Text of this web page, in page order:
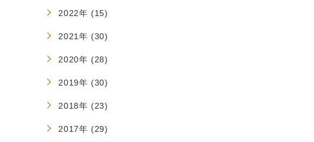
2022年 (15)
2021年 (30)
2020年 (28)
2019年 (30)
2018年 (23)
2017年 (29)